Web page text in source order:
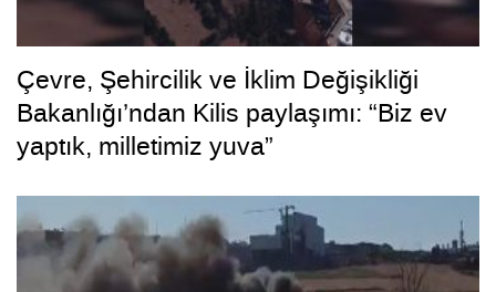
Çevre, Şehircilik ve İklim Değişikliği
Bakanlığı’ndan Kilis paylaşımı: “Biz ev
yaptık, milletimiz yuva”